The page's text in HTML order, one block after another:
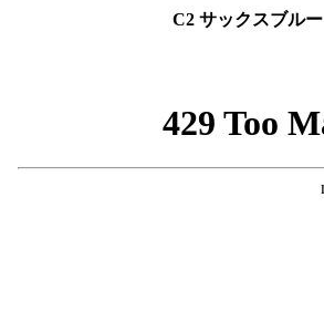
C2 サックスブルー